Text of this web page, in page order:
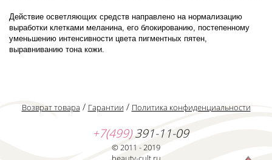
Действие осветляющих средств направлено на нормализацию
выработки клетками меланина, его блокированию, постепенному
уменьшению интенсивности цвета пигментных пятен,
выравниванию тона кожи.
Возврат товара / Гарантии / Политика конфиденциальности
+7(499)391-11-09
© 2011 - 2019